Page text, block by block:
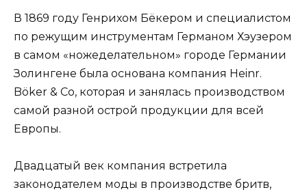
В 1869 году Генрихом Бёкером и специалистом
по режущим инструментам Германом Хэузером
в самом «ножеделательном» городе Германии
Золингене была основана компания Heinr.
Böker & Co, которая и занялась производством
самой разной острой продукции для всей
Европы.
Двадцатый век компания встретила
законодателем моды в производстве бритв,